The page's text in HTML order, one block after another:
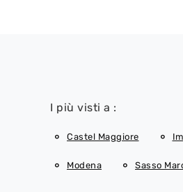
I più visti a :
Castel Maggiore
Modena Sasso